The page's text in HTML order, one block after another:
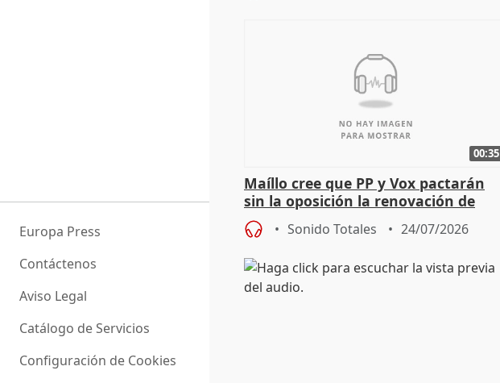
Europa Press
Contáctenos
Aviso Legal
Catálogo de Servicios
Configuración de Cookies
00:35
Maíllo cree que PP y Vox pactarán
sin la oposición la renovación de
órganos como el Defensor
Sonido Totales 24/07/2026